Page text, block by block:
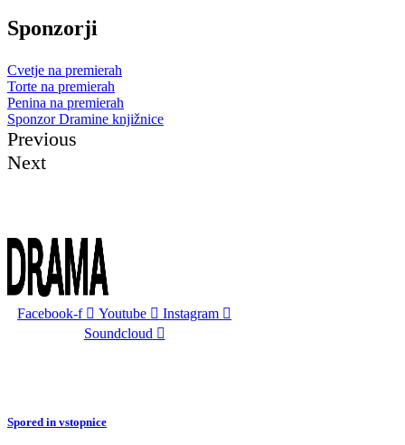
Sponzorji
Cvetje na premierah
Torte na premierah
Penina na premierah
Sponzor Dramine knjižnice
Previous
Next
Facebook-f Youtube
Instagram
Soundcloud
Spored in vstopnice